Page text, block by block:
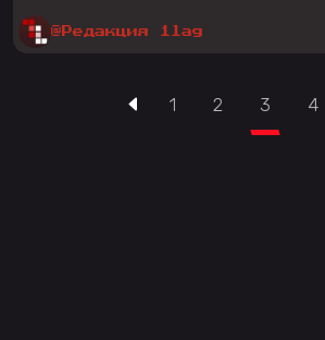
@Редакция 1lag
1 2 3 4